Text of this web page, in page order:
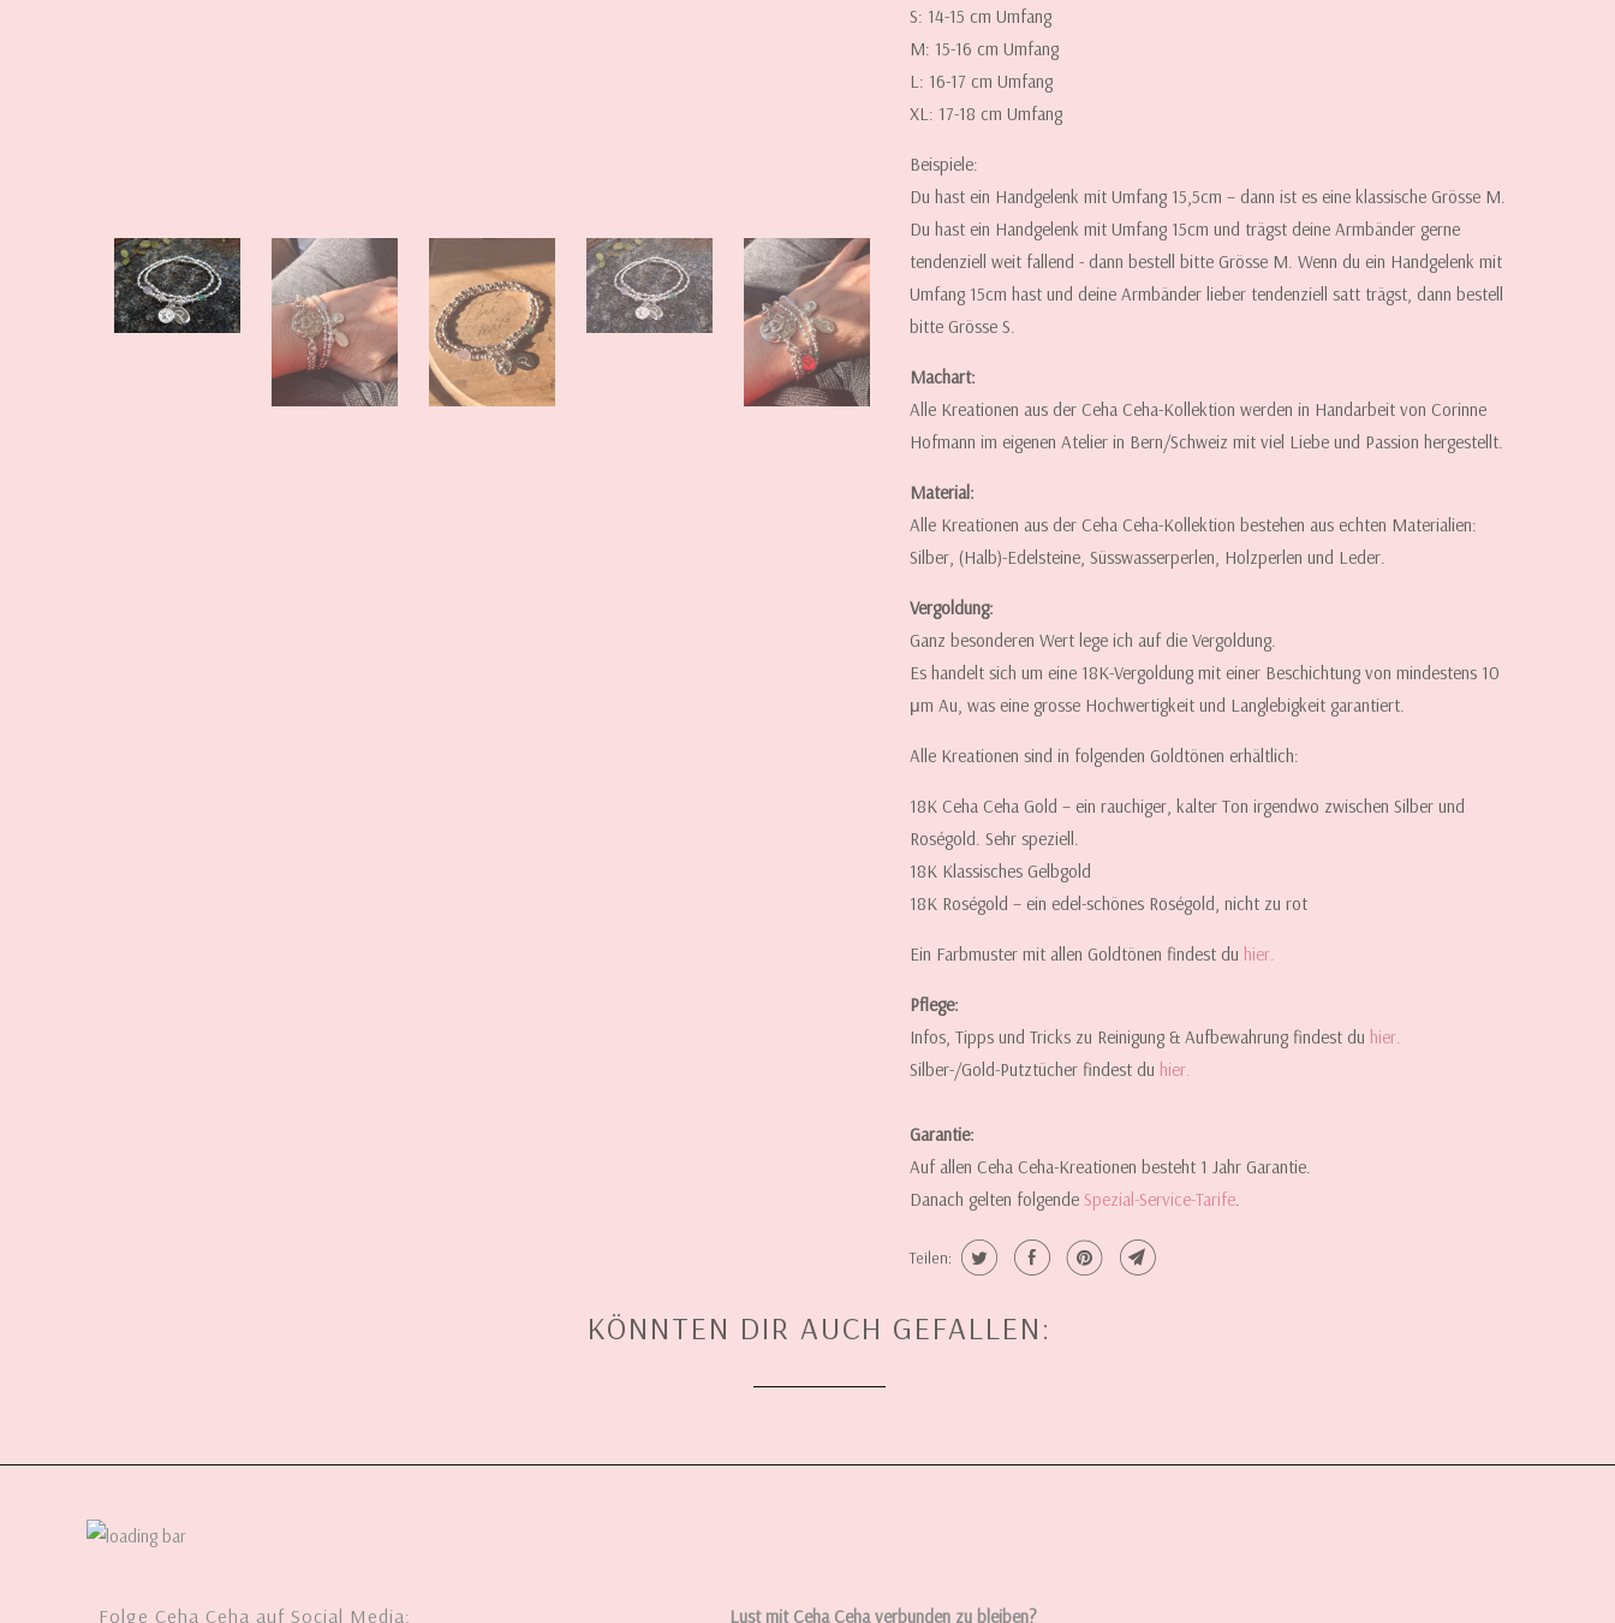
S: 14-15 cm Umfang
M: 15-16 cm Umfang
L: 16-17 cm Umfang
XL: 17-18 cm Umfang
Beispiele:
Du hast ein Handgelenk mit Umfang 15,5cm – dann ist es eine klassische Grösse M.
Du hast ein Handgelenk mit Umfang 15cm und trägst deine Armbänder gerne
tendenziell weit fallend - dann bestell bitte Grösse M. Wenn du ein Handgelenk mit
Umfang 15cm hast und deine Armbänder lieber tendenziell satt trägst, dann bestell
bitte Grösse S.
Machart:
Alle Kreationen aus der Ceha Ceha-Kollektion werden in Handarbeit von Corinne
Hofmann im eigenen Atelier in Bern/Schweiz mit viel Liebe und Passion hergestellt.
Material:
Alle Kreationen aus der Ceha Ceha-Kollektion bestehen aus echten Materialien:
Silber, (Halb)-Edelsteine, Süsswasserperlen, Holzperlen und Leder.
Vergoldung:
Ganz besonderen Wert lege ich auf die Vergoldung.
Es handelt sich um eine 18K-Vergoldung mit einer Beschichtung von mindestens 10
μm Au, was eine grosse Hochwertigkeit und Langlebigkeit garantiert.
Alle Kreationen sind in folgenden Goldtönen erhältlich:
18K Ceha Ceha Gold – ein rauchiger, kalter Ton irgendwo zwischen Silber und
Roségold. Sehr speziell.
18K Klassisches Gelbgold
18K Roségold – ein edel-schönes Roségold, nicht zu rot
Ein Farbmuster mit allen Goldtönen findest du hier.
Pflege:
Infos, Tipps und Tricks zu Reinigung & Aufbewahrung findest du hier.
Silber-/Gold-Putztücher findest du hier.
Garantie:
Auf allen Ceha Ceha-Kreationen besteht 1 Jahr Garantie.
Danach gelten folgende Spezial-Service-Tarife.
Teilen:
KÖNNTEN DIR AUCH GEFALLEN:
Folge Ceha Ceha auf Social Media: Lust mit Ceha Ceha verbunden zu bleiben?